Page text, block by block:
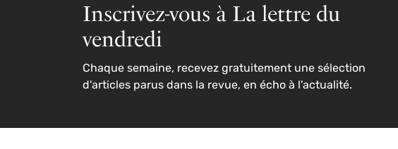
Inscrivez-vous à La lettre du
vendredi
Chaque semaine, recevez gratuitement une sélection
d'articles parus dans la revue, en écho à l'actualité.